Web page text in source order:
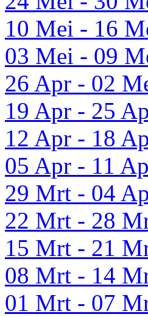
10 Mei - 16
03 Mei - 09
26 Apr - 02
19 Apr - 25
12 Apr - 18
05 Apr - 11
29 Mrt - 04
22 Mrt - 28
15 Mrt - 21
08 Mrt - 14
01 Mrt - 07